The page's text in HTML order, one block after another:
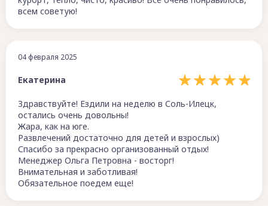
всем советую!
04 февраля 2025
Екатерина
Здравствуйте! Ездили на неделю в Соль-Илецк,
остались очень довольны!
Жара, как на юге.
Развлечений достаточно для детей и взрослых)
Спасибо за прекрасно организованный отдых!
Менеджер Ольга Петровна - восторг!
Внимательная и заботливая!
Обязательное поедем еще!